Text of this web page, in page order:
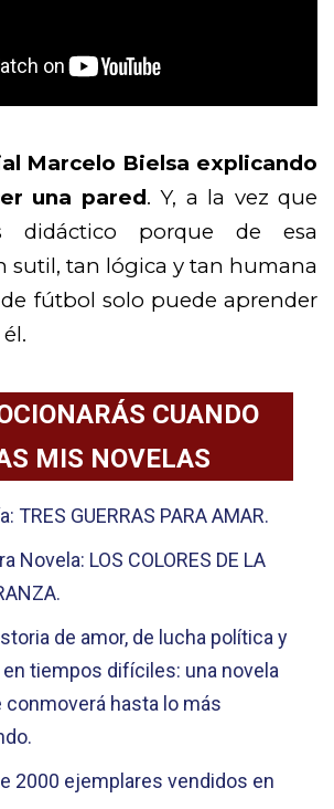
Marcelo Bielsa explicando
una pared. Y, a la vez que
didáctico porque de esa
sutil, tan lógica y tan humana
fútbol solo puede aprender
él.
CUANDO
MIS NOVELAS
TRES GUERRAS PARA AMAR.
Novela: LOS COLORES DE LA
de amor, de lucha política y
tiempos difíciles: una novela
conmoverá hasta lo más
2000 ejemplares vendidos en